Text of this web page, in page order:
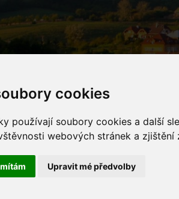
cookies
používají soubory cookies a další
webových stránek a zjištění
Upravit mé předvolby